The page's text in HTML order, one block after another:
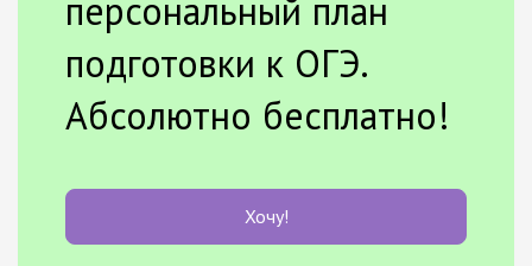
персональный план
подготовки к ОГЭ.
Абсолютно бесплатно!
Хочу!